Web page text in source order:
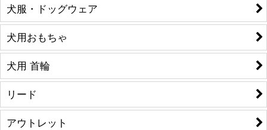
犬服・ドッグウェア
犬用おもちゃ
犬用 首輪
リード
アウトレット